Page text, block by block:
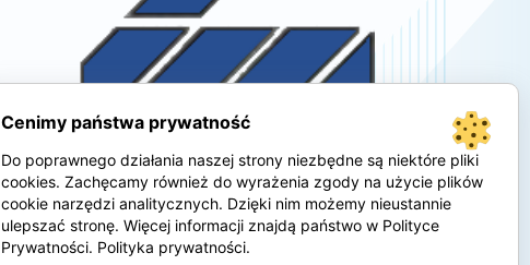
Cenimy państwa prywatność
Do poprawnego działania naszej strony niezbędne są niektóre pliki
cookies. Zachęcamy również do wyrażenia zgody na użycie plików
cookie narzędzi analitycznych. Dzięki nim możemy nieustannie
ulepszać stronę. Więcej informacji znajdą państwo w Polityce
Prywatności. Polityka prywatności.